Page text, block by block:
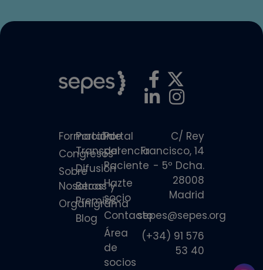
Formación
Congresos
Sobre
Nosotros
Organigrama
Portal de
Transparencia
Difusión
Becas y
Premios
Blog
Portal
del
Paciente
Hazte
socio
Contacto
Área
de
socios
C/ Rey
Francisco, 14
- 5º Dcha.
28008
Madrid
sepes@sepes.org
(+34) 91 576
53 40